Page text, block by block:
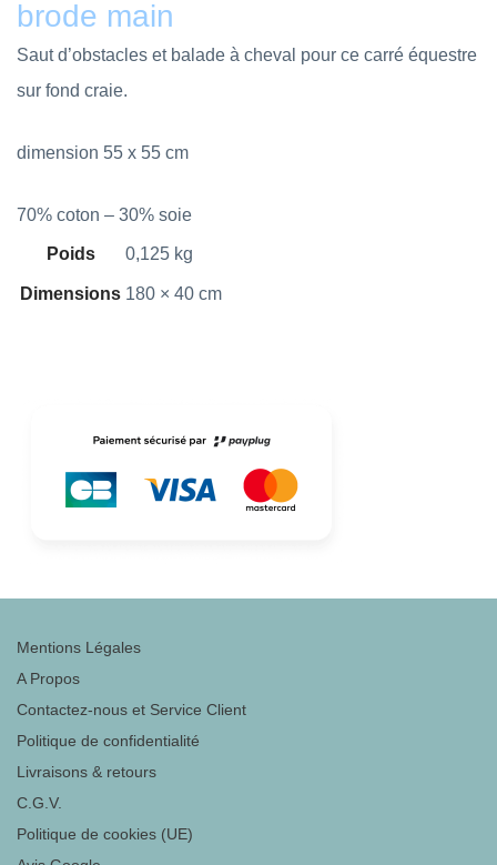
brode main
Saut d’obstacles et balade à cheval pour ce carré équestre
sur fond craie.
dimension 55 x 55 cm
70% coton – 30% soie
Poids 0,125 kg
Dimensions 180 × 40 cm
Mentions Légales
A Propos
Contactez-nous et Service Client
Politique de confidentialité
Livraisons & retours
C.G.V.
Politique de cookies (UE)